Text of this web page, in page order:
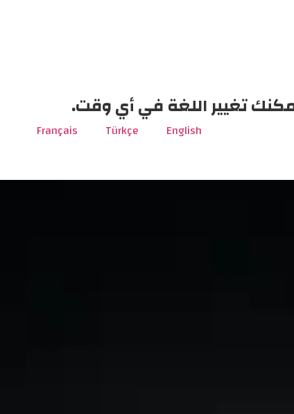
تغيير اللغة في أي وقت.
English
Türkçe
Français